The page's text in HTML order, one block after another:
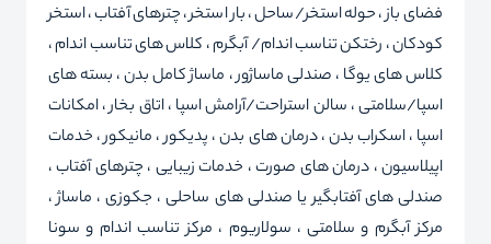
فضای باز ، حوله استخر/ساحل ، بار استخر ، چترهای آفتاب ، استخر
کودکان ، رختکن تناسب اندام/ آبگرم ، کلاس های تناسب اندام ،
کلاس های یوگا ، صندلی ماساژور ، ماساژ کامل بدن ، بسته های
اسپا/سلامتی ، سالن استراحت/آرامش اسپا ، اتاق بخار ، امکانات
اسپا ، اسکراب بدن ، درمان های بدن ، پدیکور ، مانیکور ، خدمات
اپیلاسیون ، درمان های صورت ، خدمات زیبایی ، چترهای آفتاب ،
صندلی های آفتابگیر یا صندلی های ساحلی ، جکوزی ، ماساژ ،
مرکز آبگرم و سلامتی ، سولاریوم ، مرکز تناسب اندام و سونا